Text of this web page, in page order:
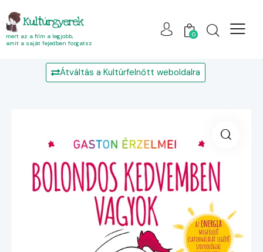
Kultúrgyerek
mert az a film a legjobb,
amit a saját fejedben forgatsz
0
Átváltás a Kultúrfelnőtt weboldalra